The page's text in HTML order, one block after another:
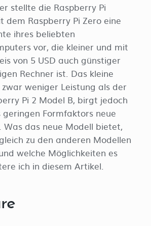
stellte die Raspberry Pi
dem Raspberry Pi Zero eine
ihres beliebten
vor, die kleiner und mit
von 5 USD auch günstiger
Rechner ist. Das kleine
weniger Leistung als der
Pi 2 Model B, birgt jedoch
Formfaktors neue
Was das neue Modell bietet,
zu den anderen Modellen
welche Möglichkeiten es
ich in diesem Artikel.